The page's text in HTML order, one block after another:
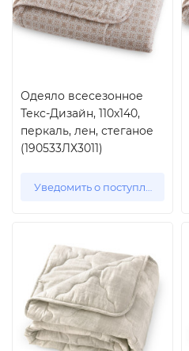
Одеяло всесезонное
Текс-Дизайн, 110x140,
перкаль, лен, стеганое
(190533ЛХ3011)
Уведомить о поступлении